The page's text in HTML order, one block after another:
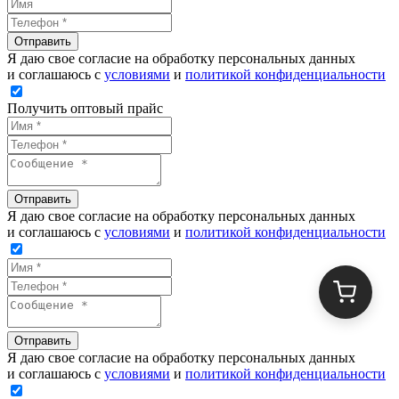
Отправить
Я даю свое согласие на обработку персональных данных
и соглашаюсь с условиями и политикой конфиденциальности
Получить оптовый прайс
Отправить
Я даю свое согласие на обработку персональных данных
и соглашаюсь с условиями и политикой конфиденциальности
Отправить
Я даю свое согласие на обработку персональных данных
и соглашаюсь с условиями и политикой конфиденциальности